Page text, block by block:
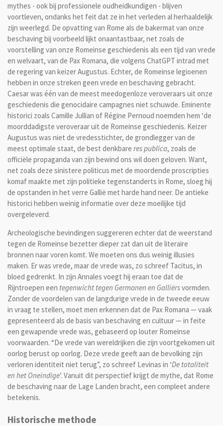
mythes - ook bij professionele oudheidkundigen - blijven
voortleven, ondanks het feit dat ze in het verleden al herhaaldelijk
zijn weerlegd. De opvatting van Rome als de bakermat van onze
beschaving bij voorbeeld lijkt onaantastbaar, net zoals de
voorstelling van onze Romeinse geschiedenis als een tijd van vrede
en welvaart, van de Pax Romana, die volgens ChatGPT intrad met
de regering van keizer Augustus. Echter, de Romeinse legioenen
hebben in onze streken geen vrede en beschaving gebracht.
Caesar was één van de meest meedogenloze veroveraars uit onze
geschiedenis die genocidaire campagnes niet schuwde. Eminente
historici zoals Camille Jullian of Régine Pernoud noemden hem ‘de
moorddadigste veroveraar uit de Romeinse geschiedenis. Keizer
Augustus was niet de vredesstichter, de grondlegger van de
meest optimale staat, de best denkbare res publica, zoals de
officiële propaganda van zijn bewind ons wil doen geloven. Want,
net zoals deze sinistere politicus met de moordende proscripties
komaf maakte met zijn politieke tegenstanderts in Rome, sloeg hij
de opstanden in het verre Gallië met harde hand neer. De antieke
historici hebben weinig informatie over deze moeilijke tijd
overgeleverd.
Archeologische bevindingen suggereren echter dat de weerstand
tegen de Romeinse bezetter dieper zat dan uit de literaire
bronnen naar voren komt. We moeten ons dus weinig illusies
maken. Er was vrede, maar de vrede was, zo schreef Tacitus, in
bloed gedrenkt. In zijn Annales voegt hij eraan toe dat de
Rijntroepen een tegenwicht tegen Germanen en Galliërsvormden.
Zonder de voordelen van de langdurige vrede in de tweede eeuw
in vraag te stellen, moet men erkennen dat de Pax Romana — vaak
gepresenteerd als de basis van beschaving en cultuur — in feite
een gewapende vrede was, gebaseerd op louter Romeinse
voorwaarden. “De vrede van wereldrijken die zijn voortgekomen uit
oorlog berust op oorlog. Deze vrede geeft aan de bevolking zijn
verloren identiteit niet terug”, zo schreef Levinas in ‘De totaliteit
en het Oneindige’. Vanuit dit perspectief krijgt de mythe, dat Rome
de beschaving naar de Lage Landen bracht, een compleet andere
betekenis.
Historische methode